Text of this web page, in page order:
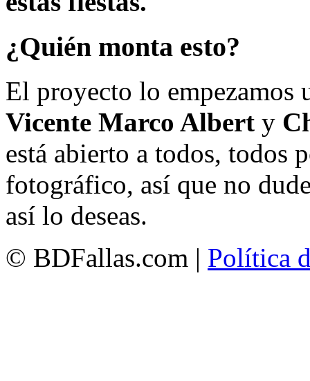
¿Quién monta esto?
El proyecto lo empezamos
Vicente Marco Albert y
está abierto a todos, todos
fotográfico, así que no
así lo deseas.
© BDFallas.com | Política